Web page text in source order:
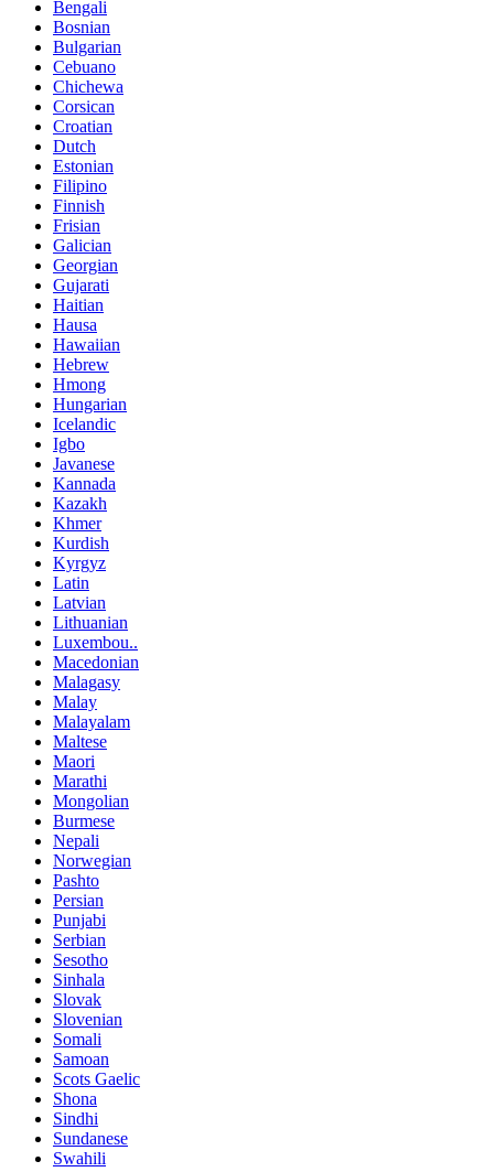
Bengali
Bosnian
Bulgarian
Cebuano
Chichewa
Corsican
Croatian
Dutch
Estonian
Filipino
Finnish
Frisian
Galician
Georgian
Gujarati
Haitian
Hausa
Hawaiian
Hebrew
Hmong
Hungarian
Icelandic
Igbo
Javanese
Kannada
Kazakh
Khmer
Kurdish
Kyrgyz
Latin
Latvian
Lithuanian
Luxembou..
Macedonian
Malagasy
Malay
Malayalam
Maltese
Maori
Marathi
Mongolian
Burmese
Nepali
Norwegian
Pashto
Persian
Punjabi
Serbian
Sesotho
Sinhala
Slovak
Slovenian
Somali
Samoan
Scots Gaelic
Shona
Sindhi
Sundanese
Swahili